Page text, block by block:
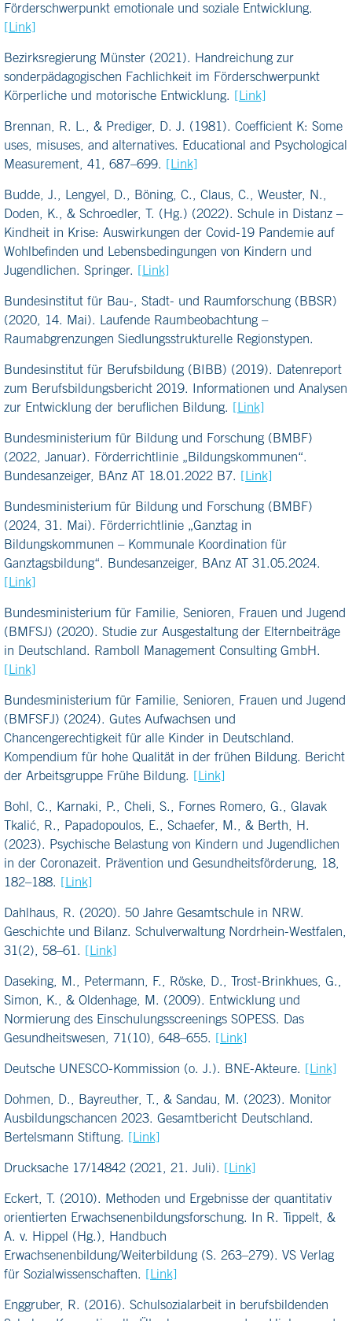
Förderschwerpunkt emotionale und soziale Entwicklung.
[Link]
Bezirksregierung Münster (2021). Handreichung zur
sonderpädagogischen Fachlichkeit im Förderschwerpunkt
Körperliche und motorische Entwicklung. [Link]
Brennan, R. L., & Prediger, D. J. (1981). Coefficient K: Some
uses, misuses, and alternatives. Educational and Psychological
Measurement, 41, 687–699. [Link]
Budde, J., Lengyel, D., Böning, C., Claus, C., Weuster, N.,
Doden, K., & Schroedler, T. (Hg.) (2022). Schule in Distanz –
Kindheit in Krise: Auswirkungen der Covid-19 Pandemie auf
Wohlbefinden und Lebensbedingungen von Kindern und
Jugendlichen. Springer. [Link]
Bundesinstitut für Bau-, Stadt- und Raumforschung (BBSR)
(2020, 14. Mai). Laufende Raumbeobachtung –
Raumabgrenzungen Siedlungsstrukturelle Regionstypen.
Bundesinstitut für Berufsbildung (BIBB) (2019). Datenreport
zum Berufsbildungsbericht 2019. Informationen und Analysen
zur Entwicklung der beruflichen Bildung. [Link]
Bundesministerium für Bildung und Forschung (BMBF)
(2022, Januar). Förderrichtlinie „Bildungskommunen“.
Bundesanzeiger, BAnz AT 18.01.2022 B7. [Link]
Bundesministerium für Bildung und Forschung (BMBF)
(2024, 31. Mai). Förderrichtlinie „Ganztag in
Bildungskommunen – Kommunale Koordination für
Ganztagsbildung“. Bundesanzeiger, BAnz AT 31.05.2024.
[Link]
Bundesministerium für Familie, Senioren, Frauen und Jugend
(BMFSJ) (2020). Studie zur Ausgestaltung der Elternbeiträge
in Deutschland. Ramboll Management Consulting GmbH.
[Link]
Bundesministerium für Familie, Senioren, Frauen und Jugend
(BMFSFJ) (2024). Gutes Aufwachsen und
Chancengerechtigkeit für alle Kinder in Deutschland.
Kompendium für hohe Qualität in der frühen Bildung. Bericht
der Arbeitsgruppe Frühe Bildung. [Link]
Bohl, C., Karnaki, P., Cheli, S., Fornes Romero, G., Glavak
Tkalić, R., Papadopoulos, E., Schaefer, M., & Berth, H.
(2023). Psychische Belastung von Kindern und Jugendlichen
in der Coronazeit. Prävention und Gesundheitsförderung, 18,
182–188. [Link]
Dahlhaus, R. (2020). 50 Jahre Gesamtschule in NRW.
Geschichte und Bilanz. Schulverwaltung Nordrhein-Westfalen,
31(2), 58–61. [Link]
Daseking, M., Petermann, F., Röske, D., Trost-Brinkhues, G.,
Simon, K., & Oldenhage, M. (2009). Entwicklung und
Normierung des Einschulungsscreenings SOPESS. Das
Gesundheitswesen, 71(10), 648–655. [Link]
Deutsche UNESCO-Kommission (o. J.). BNE-Akteure. [Link]
Dohmen, D., Bayreuther, T., & Sandau, M. (2023). Monitor
Ausbildungschancen 2023. Gesamtbericht Deutschland.
Bertelsmann Stiftung. [Link]
Drucksache 17/14842 (2021, 21. Juli). [Link]
Eckert, T. (2010). Methoden und Ergebnisse der quantitativ
orientierten Erwachsenenbildungsforschung. In R. Tippelt, &
A. v. Hippel (Hg.), Handbuch
Erwachsenenbildung/Weiterbildung (S. 263–279). VS Verlag
für Sozialwissenschaften. [Link]
Enggruber, R. (2016). Schulsozialarbeit in berufsbildenden